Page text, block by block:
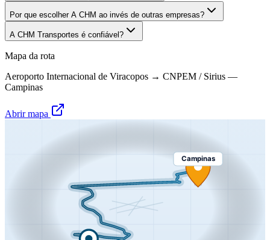
Por que escolher A CHM ao invés de outras empresas?
A CHM Transportes é confiável?
Mapa da rota
Aeroporto Internacional de Viracopos → CNPEM / Sirius —
Campinas
Abrir mapa
Campinas